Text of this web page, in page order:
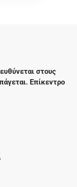
στους
Επίκεντρο